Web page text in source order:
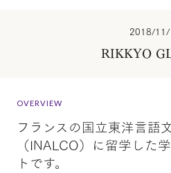
2018/
RIKKYO
OVERVIEW
フランスの国立東洋言語
（INALCO）に留学した
トです。